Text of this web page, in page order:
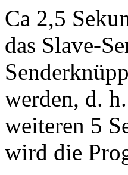
Ca 2,5
das Slave-
werden, d.
weiteren 5
wird die